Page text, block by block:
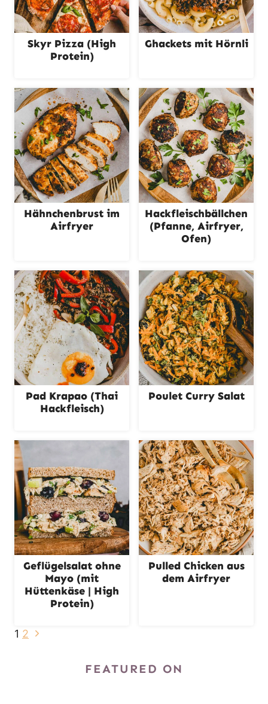
Skyr Pizza (High
Protein)
Ghackets mit Hörnli
Hähnchenbrust im
Airfryer
Hackfleischbällchen
(Pfanne, Airfryer,
Ofen)
Pad Krapao (Thai
Hackfleisch)
Poulet Curry Salat
Geflügelsalat ohne
Mayo (mit
Hüttenkäse | High
Protein)
Pulled Chicken aus
dem Airfryer
Seitennavigation
1 2 N
FEATURED ON